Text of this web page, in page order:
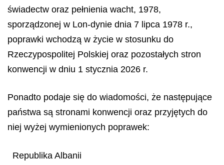
świadectw oraz pełnienia wacht, 1978,
sporządzonej w Lon-dynie dnia 7 lipca 1978 r.,
poprawki wchodzą w życie w stosunku do
Rzeczypospolitej Polskiej oraz pozostałych stron
konwencji w dniu 1 stycznia 2026 r.
Ponadto podaje się do wiadomości, że następujące
państwa są stronami konwencji oraz przyjętych do
niej wyżej wymienionych poprawek:
Republika Albanii